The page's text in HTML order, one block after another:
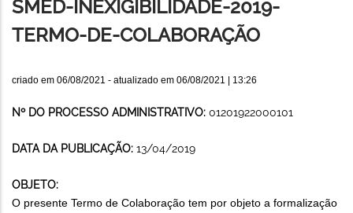
navegação
SMED-INEXIGIBILIDADE-2019-
TERMO-DE-COLABORAÇÃO
criado em 06/08/2021 - atualizado em 06/08/2021 | 13:26
Nº DO PROCESSO ADMINISTRATIVO: 01201922000101
DATA DA PUBLICAÇÃO: 13/04/2019
OBJETO:
O presente Termo de Colaboração tem por objeto a formalização